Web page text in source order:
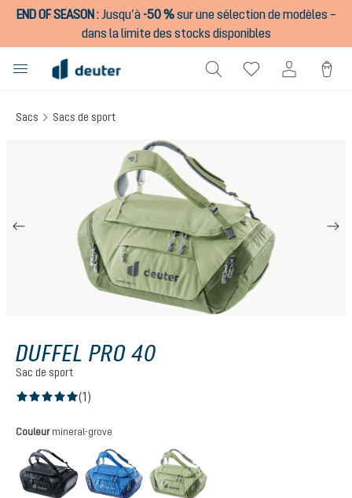
principal
END OF SEASON: Jusqu’à -50 %sur une sélection de modèles –
dans la limite des stocks disponibles
Sacs Sacs de sport
DUFFEL PRO 40
Sac de sport
(1)
Sélectionnez
Couleur mineral-grove
black neptune-nightblue